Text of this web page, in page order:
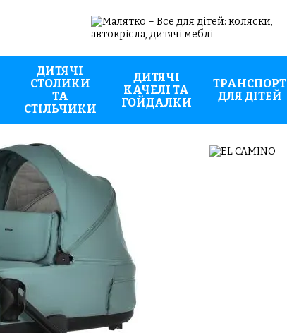
ДИТЯЧІ
СТОЛИКИ
ТА
СТІЛЬЧИКИ
ДИТЯЧІ
КАЧЕЛІ ТА
ГОЙДАЛКИ
ТРАНСПОРТ
ДЛЯ ДІТЕЙ